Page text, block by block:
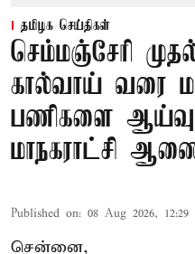
தமிழக செய்திகள்
செம்மஞ்சேரி
கால்வாய் வரை
பணிகளை
மாநகராட்சி
Published on: 08 Aug 2026, 12:29
சென்னை,